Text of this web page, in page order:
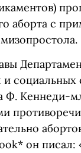
аборта с
и
Ф. Кеннеди-
он писал: